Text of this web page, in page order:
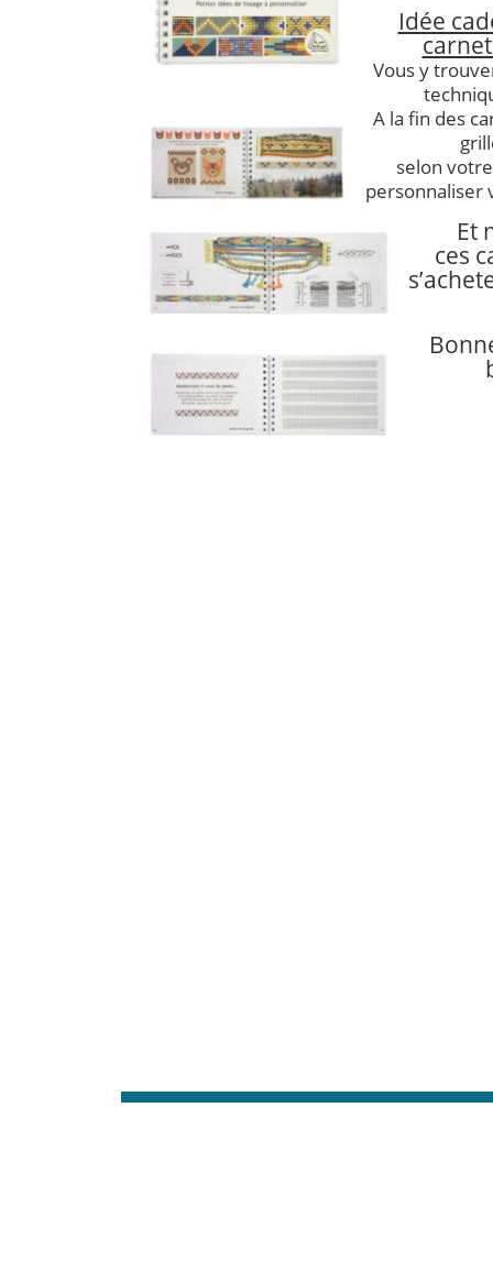
Idée
Vous y
A la fin des
selon
personnaliser
Et
ces